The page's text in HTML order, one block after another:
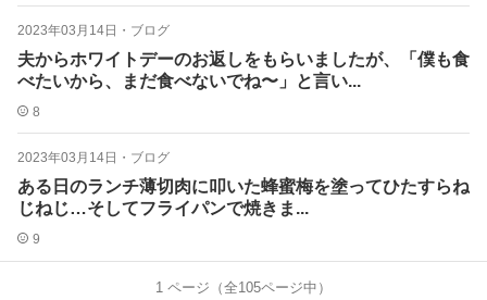
2023年03月14日 ・ ブログ
夫からホワイトデーのお返しをもらいましたが、「僕も食
べたいから、まだ食べないでね〜」と言い...
8
2023年03月14日 ・ ブログ
ある日のランチ薄切肉に叩いた蜂蜜梅を塗ってひたすらね
じねじ…そしてフライパンで焼きま...
9
1 ページ（全105ページ中）